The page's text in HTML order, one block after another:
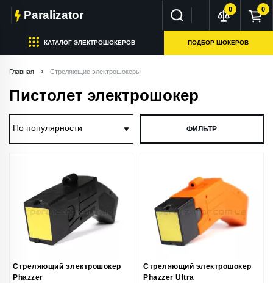
КАТАЛОГ ЭЛЕКТРОШОКЕРОВ ПОДБОР ШОКЕРОВ
Paralizator 0 0
Главная Стреляющие электрошокеры
Пистолет электрошокер
ФИЛЬТР
Стреляющий электрошокер
Phazzer
Стреляющий электрошокер
Phazzer Ultra